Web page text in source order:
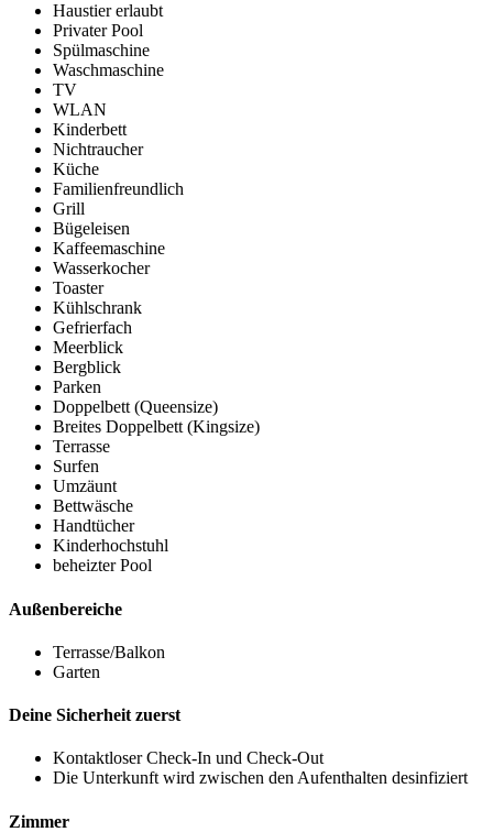
Haustier erlaubt
Privater Pool
Spülmaschine
Waschmaschine
TV
WLAN
Kinderbett
Nichtraucher
Küche
Familienfreundlich
Grill
Bügeleisen
Kaffeemaschine
Wasserkocher
Toaster
Kühlschrank
Gefrierfach
Meerblick
Bergblick
Parken
Doppelbett (Queensize)
Breites Doppelbett (Kingsize)
Terrasse
Surfen
Umzäunt
Bettwäsche
Handtücher
Kinderhochstuhl
beheizter Pool
Außenbereiche
Terrasse/Balkon
Garten
Deine Sicherheit zuerst
Kontaktloser Check-In und Check-Out
Die Unterkunft wird zwischen den Aufenthalten desinfiziert
Zimmer